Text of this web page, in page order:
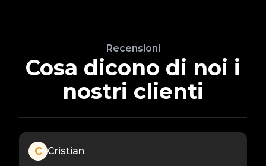
Recensioni
Cosa dicono di noi i
nostri clienti
C Cristian